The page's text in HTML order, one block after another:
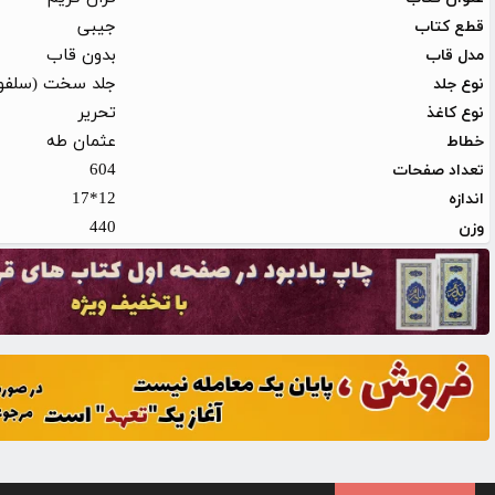
قطع کتاب جیبی
مدل قاب بدون قاب
نوع جلد جلد سخت
نوع کاغذ تحریر
خطاط عثمان طه
تعداد صفحات 604
اندازه 12*17
وزن 440